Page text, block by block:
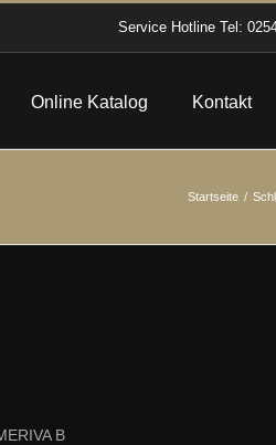
Service Hotline Tel:
Online Katalog Kontakt
Startseite
B